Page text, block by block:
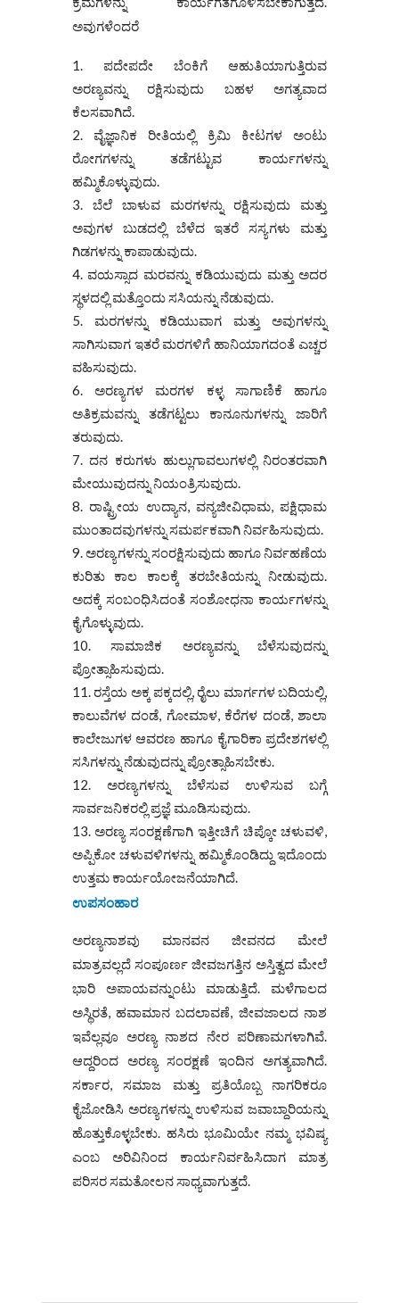
ಅವುಗಳೆಂದರೆ
ಪದೇಪದೇ ಬೆಂಕಿಗೆ ಆಹುತಿಯಾಗುತ್ತಿರುವ
ಅರಣ್ಯವನ್ನು ರಕ್ಷಿಸುವುದು ಬಹಳ ಅಗತ್ಯವಾದ
ಕೆಲಸವಾಗಿದೆ.
ವೈಜ್ಞಾನಿಕ ರೀತಿಯಲ್ಲಿ ಕ್ರಿಮಿ ಕೀಟಗಳ ಅಂಟು
ರೋಗಗಳನ್ನು ತಡೆಗಟ್ಟುವ ಕಾರ್ಯಗಳನ್ನು
ಹಮ್ಮಿಕೊಳ್ಳುವುದು.
ಬೆಲೆ ಬಾಳುವ ಮರಗಳನ್ನು ರಕ್ಷಿಸುವುದು ಮತ್ತು
ಅವುಗಳ ಬುಡದಲ್ಲಿ ಬೆಳೆದ ಇತರೆ ಸಸ್ಯಗಳು ಮತ್ತು
ಗಿಡಗಳನ್ನು ಕಾಪಾಡುವುದು.
ವಯಸ್ಸಾದ ಮರವನ್ನು ಕಡಿಯುವುದು ಮತ್ತು ಅದರ
ಸ್ಥಳದಲ್ಲಿ ಮತ್ತೊಂದು ಸಸಿಯನ್ನು ನೆಡುವುದು.
ಮರಗಳನ್ನು ಕಡಿಯುವಾಗ ಮತ್ತು ಅವುಗಳನ್ನು
ಸಾಗಿಸುವಾಗ ಇತರೆ ಮರಗಳಿಗೆ ಹಾನಿಯಾಗದಂತೆ ಎಚ್ಚರ
ವಹಿಸುವುದು.
ಅರಣ್ಯಗಳ ಮರಗಳ ಕಳ್ಳ ಸಾಗಾಣಿಕೆ ಹಾಗೂ
ಅತಿಕ್ರಮವನ್ನು ತಡೆಗಟ್ಟಲು ಕಾನೂನುಗಳನ್ನು ಜಾರಿಗೆ
ತರುವುದು.
ದನ ಕರುಗಳು ಹುಲ್ಲುಗಾವಲುಗಳಲ್ಲಿ ನಿರಂತರವಾಗಿ
ಮೇಯುವುದನ್ನು ನಿಯಂತ್ರಿಸುವುದು.
ರಾಷ್ಟ್ರೀಯ ಉದ್ಯಾನ, ವನ್ಯಜೀವಿಧಾಮ, ಪಕ್ಷಿಧಾಮ
ಮುಂತಾದವುಗಳನ್ನು ಸಮರ್ಪಕವಾಗಿ ನಿರ್ವಹಿಸುವುದು.
ಅರಣ್ಯಗಳನ್ನು ಸಂರಕ್ಷಿಸುವುದು ಹಾಗೂ ನಿರ್ವಹಣೆಯ
ಕುರಿತು ಕಾಲ ಕಾಲಕ್ಕೆ ತರಬೇತಿಯನ್ನು ನೀಡುವುದು.
ಅದಕ್ಕೆ ಸಂಬಂಧಿಸಿದಂತೆ ಸಂಶೋಧನಾ ಕಾರ್ಯಗಳನ್ನು
ಕೈಗೊಳ್ಳುವುದು.
ಸಾಮಾಜಿಕ ಅರಣ್ಯವನ್ನು ಬೆಳೆಸುವುದನ್ನು
ಪ್ರೋತ್ಸಾಹಿಸುವುದು.
ರಸ್ತೆಯ ಅಕ್ಕ ಪಕ್ಕದಲ್ಲಿ, ರೈಲು ಮಾರ್ಗಗಳ ಬದಿಯಲ್ಲಿ,
ಕಾಲುವೆಗಳ ದಂಡೆ, ಗೋಮಾಳ, ಕೆರೆಗಳ ದಂಡೆ, ಶಾಲಾ
ಕಾಲೇಜುಗಳ ಆವರಣ ಹಾಗೂ ಕೈಗಾರಿಕಾ ಪ್ರದೇಶಗಳಲ್ಲಿ
ಸಸಿಗಳನ್ನು ನೆಡುವುದನ್ನು ಪ್ರೋತ್ಸಾಹಿಸಬೇಕು.
ಅರಣ್ಯಗಳನ್ನು ಬೆಳೆಸುವ ಉಳಿಸುವ ಬಗ್ಗೆ
ಸಾರ್ವಜನಿಕರಲ್ಲಿ ಪ್ರಜ್ಞೆ ಮೂಡಿಸುವುದು.
ಅರಣ್ಯ ಸಂರಕ್ಷಣೆಗಾಗಿ ಇತ್ತೀಚಿಗೆ ಚಿಪ್ಕೋ ಚಳುವಳಿ,
ಅಪ್ಪಿಕೋ ಚಳುವಳಿಗಳನ್ನು ಹಮ್ಮಿಕೊಂಡಿದ್ದು ಇದೊಂದು
ಉತ್ತಮ ಕಾರ್ಯಯೋಜನೆಯಾಗಿದೆ.
ಉಪಸಂಹಾರ
ಅರಣ್ಯನಾಶವು ಮಾನವನ ಜೀವನದ ಮೇಲೆ
ಮಾತ್ರವಲ್ಲದೆ ಸಂಪೂರ್ಣ ಜೀವಜಗತ್ತಿನ ಅಸ್ತಿತ್ವದ ಮೇಲೆ
ಭಾರಿ ಅಪಾಯವನ್ನುಂಟು ಮಾಡುತ್ತಿದೆ. ಮಳೆಗಾಲದ
ಅಸ್ಥಿರತೆ, ಹವಾಮಾನ ಬದಲಾವಣೆ, ಜೀವಜಾಲದ ನಾಶ
ಇವೆಲ್ಲವೂ ಅರಣ್ಯ ನಾಶದ ನೇರ ಪರಿಣಾಮಗಳಾಗಿವೆ.
ಆದ್ದರಿಂದ ಅರಣ್ಯ ಸಂರಕ್ಷಣೆ ಇಂದಿನ ಅಗತ್ಯವಾಗಿದೆ.
ಸರ್ಕಾರ, ಸಮಾಜ ಮತ್ತು ಪ್ರತಿಯೊಬ್ಬ ನಾಗರಿಕರೂ
ಕೈಜೋಡಿಸಿ ಅರಣ್ಯಗಳನ್ನು ಉಳಿಸುವ ಜವಾಬ್ದಾರಿಯನ್ನು
ಹೊತ್ತುಕೊಳ್ಳಬೇಕು. ಹಸಿರು ಭೂಮಿಯೇ ನಮ್ಮ ಭವಿಷ್ಯ
ಎಂಬ ಅರಿವಿನಿಂದ ಕಾರ್ಯನಿರ್ವಹಿಸಿದಾಗ ಮಾತ್ರ
ಪರಿಸರ ಸಮತೋಲನ ಸಾಧ್ಯವಾಗುತ್ತದೆ.